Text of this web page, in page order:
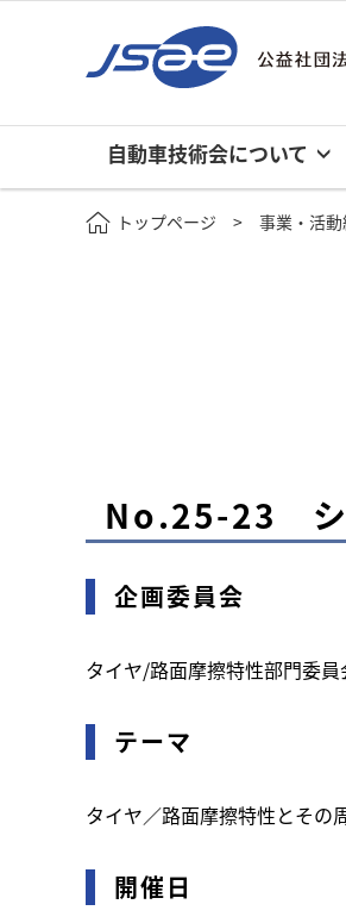
自動車技術会について
トップページ 事業・活
No.25-23 シ
企画委員会
タイヤ/路面摩擦特性部門委員
テーマ
タイヤ／路面摩擦特性とその
開催日